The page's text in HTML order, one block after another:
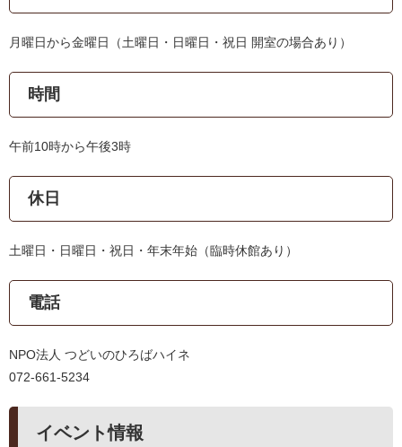
月曜日から金曜日（土曜日・日曜日・祝日 開室の場合あり）
時間
午前10時から午後3時
休日
土曜日・日曜日・祝日・年末年始（臨時休館あり）
電話
NPO法人 つどいのひろばハイネ
072-661-5234
イベント情報